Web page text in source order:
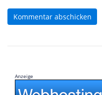
Kommentar abschicken
Anzeige